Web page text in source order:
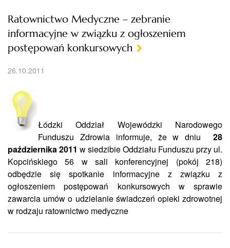
Ratownictwo Medyczne – zebranie
informacyjne w związku z ogłoszeniem
postępowań konkursowych
26.10.2011
Łódzki Oddział Wojewódzki Narodowego
Funduszu Zdrowia informuje, że w dniu 28
października 2011 w siedzibie Oddziału Funduszu przy ul.
Kopcińskiego 56 w sali konferencyjnej (pokój 218)
odbędzie się spotkanie informacyjne z związku z
ogłoszeniem postępowań konkursowych w sprawie
zawarcia umów o udzielanie świadczeń opieki zdrowotnej
w rodzaju ratownictwo medyczne